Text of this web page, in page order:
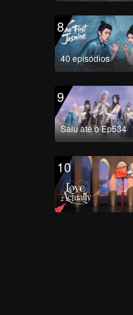
8
40 episódios
9
Saiu até o Ep534
10